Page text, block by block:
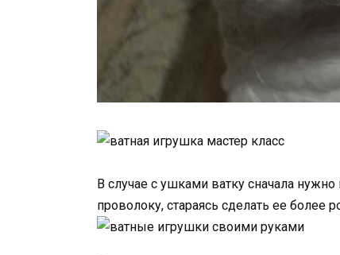
В случае с ушками ватку сначала
проволоку, стараясь сделать ее более